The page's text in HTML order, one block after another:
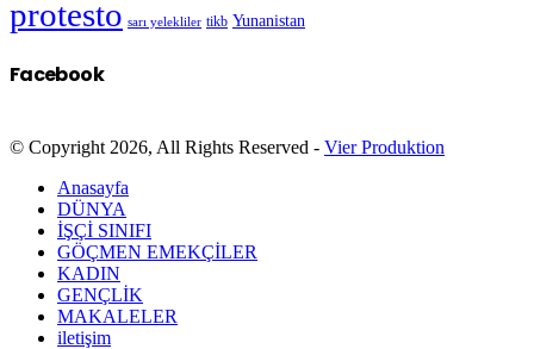
protesto sarı yelekliler tikb Yunanistan
Facebook
© Copyright 2026, All Rights Reserved - Vier Produktion
Anasayfa
DÜNYA
İŞÇİ SINIFI
GÖÇMEN EMEKÇİLER
KADIN
GENÇLİK
MAKALELER
iletişim